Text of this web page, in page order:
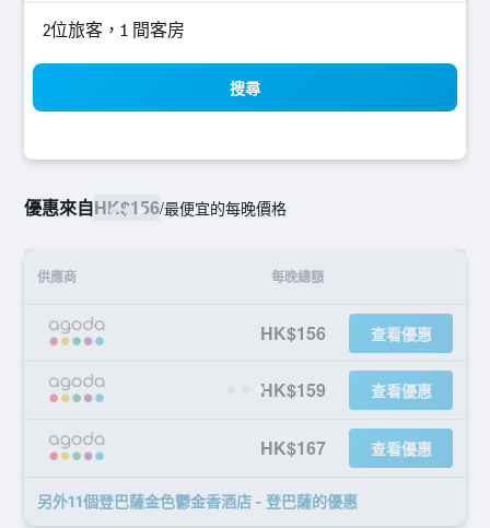
2位旅客，1 間客房
搜尋
優惠來自HK$156/最便宜的每晚價格
供應商 每晚總額
HK$156 查看優惠
HK$159 查看優惠
HK$167 查看優惠
另外11個登巴薩金色鬱金香酒店 - 登巴薩​的優惠